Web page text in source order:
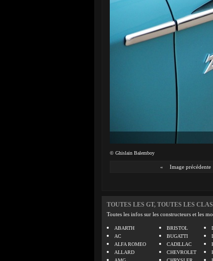
© Ghislain Balemboy
« Image précédente
TOUTES LES GT, TOUTES LES
Toutes les infos sur les constructeurs et les
ABARTH
AC
ALFA ROMEO
ALLARD
BRISTOL
BUGATTI
CADILLAC
CHEVROLET